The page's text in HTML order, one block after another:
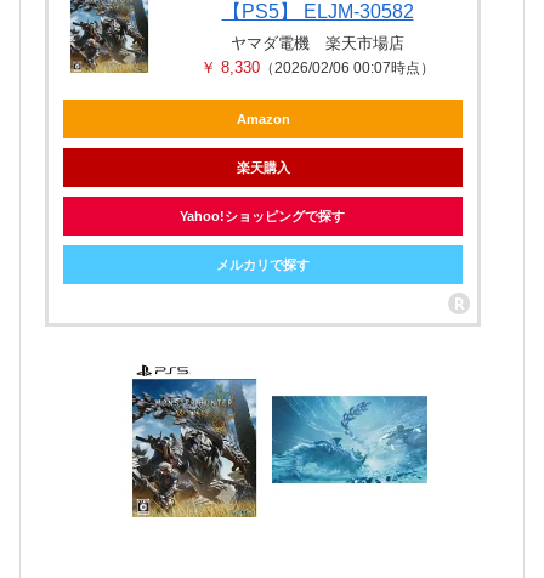
【PS5】 ELJM-30582
ヤマダ電機 楽天市場店
￥ 8,330 （2026/02/06 00:07時点）
Amazon
楽天購入
Yahoo!ショッピングで探す
メルカリで探す